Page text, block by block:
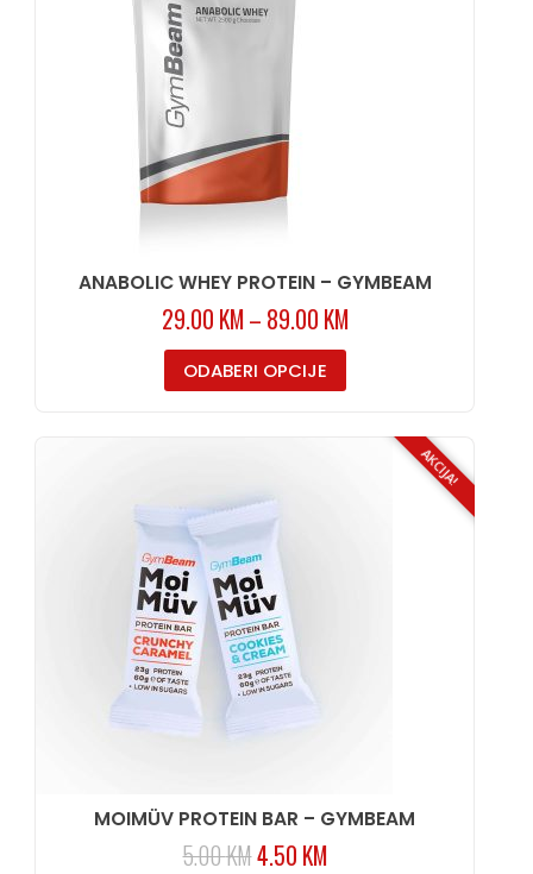
ANABOLIC WHEY PROTEIN – GYMBEAM
29.00 KM – 89.00 KM
ODABERI OPCIJE
AKCIJA!
MOIMÜV PROTEIN BAR – GYMBEAM
5.00KM4.50 KM